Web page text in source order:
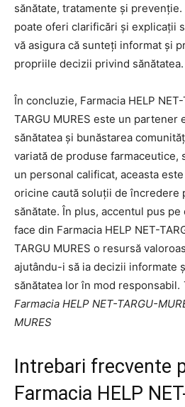
sănătate, tratamente și
poate oferi clarificări și explicații
vă asigura că sunteți informat și
propriile decizii privind sănătatea.
În concluzie, Farmacia HELP
TARGU MURES este un partener
sănătatea și bunăstarea
variată de produse farmaceutice,
un personal calificat, aceasta
oricine caută soluții de încredere
sănătate. În plus, accentul pus
face din Farmacia HELP NET-
TARGU MURES o resursă
ajutându-i să ia decizii informate
sănătatea lor în mod responsabil.
Farmacia HELP NET-TARGU-
MURES
Intrebari frecvente
Farmacia HELP